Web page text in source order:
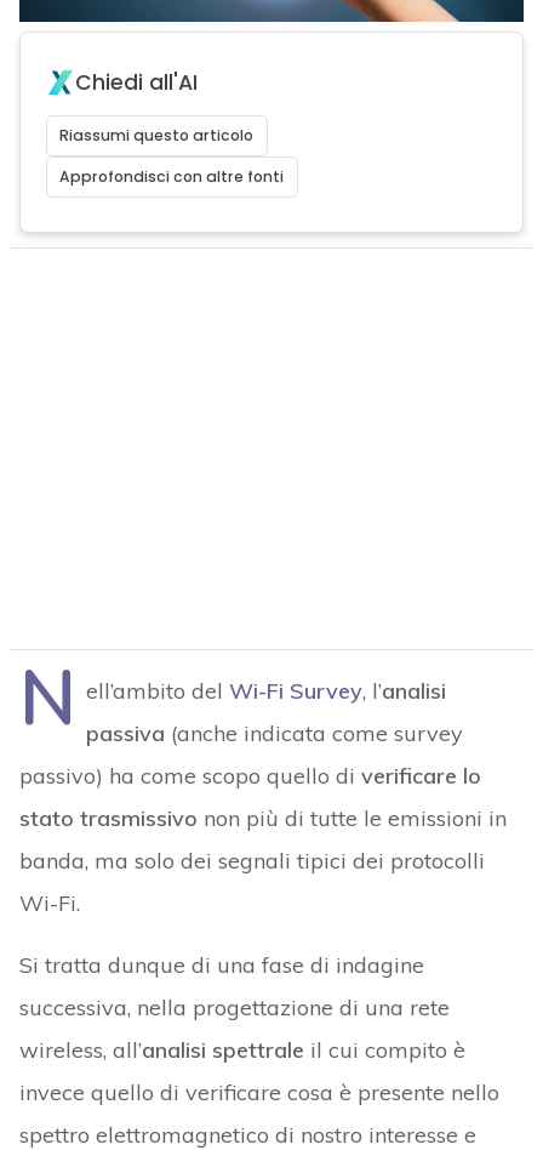
Chiedi all'AI
Riassumi questo articolo
Approfondisci con altre fonti
N ell’ambito del Wi-Fi Survey, l’analisi
passiva (anche indicata come survey
passivo) ha come scopo quello di verificare lo
stato trasmissivo non più di tutte le emissioni in
banda, ma solo dei segnali tipici dei protocolli
Wi-Fi.
Si tratta dunque di una fase di indagine
successiva, nella progettazione di una rete
wireless, all’analisi spettrale il cui compito è
invece quello di verificare cosa è presente nello
spettro elettromagnetico di nostro interesse e